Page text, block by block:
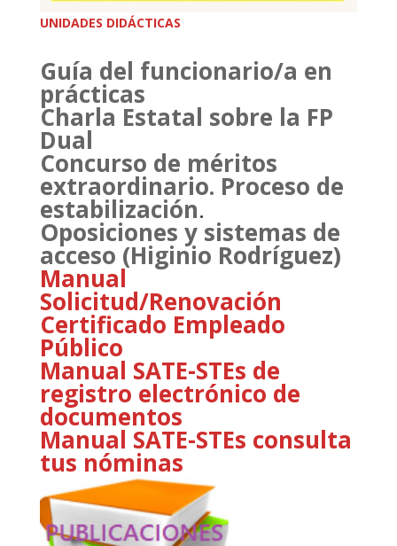
UNIDADES DIDÁCTICAS
Guía del funcionario/a en
prácticas
Charla Estatal sobre la FP
Dual
Concurso de méritos
extraordinario. Proceso de
estabilización.
Oposiciones y sistemas de
acceso (Higinio Rodríguez)
Manual
Solicitud/Renovación
Certificado Empleado
Público
Manual SATE-STEs de
registro electrónico de
documentos
Manual SATE-STEs consulta
tus nóminas